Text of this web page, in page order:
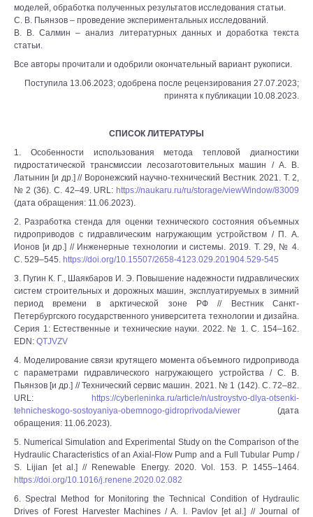
моделей, обработка полученных результатов исследования статьи.
С. В. Пьянзов – проведение экспериментальных исследований.
В. В. Салмин – анализ литературных данных и доработка текста
статьи.
Все авторы прочитали и одобрили окончательный вариант рукописи.
Поступила 13.06.2023; одобрена после рецензирования 27.07.2023;
принята к публикации 10.08.2023.
СПИСОК ЛИТЕРАТУРЫ
1. Особенности использования метода тепловой диагностики
гидростатической трансмиссии лесозаготовительных машин / А. В.
Латынин [и др.] // Воронежский научно-технический Вестник. 2021. Т. 2,
№ 2 (36). С. 42‒49. URL: https://naukaru.ru/ru/storage/viewWindow/83009
(дата обращения: 11.06.2023).
2. Разработка стенда для оценки технического состояния объемных
гидроприводов с гидравлическим нагружающим устройством / П. А.
Ионов [и др.] // Инженерные технологии и системы. 2019. Т. 29, № 4.
С. 529‒545. https://doi.org/10.15507/2658-4123.029.201904.529-545
3. Пугин К. Г., Шаякбаров И. Э. Повышение надежности гидравлических
систем строительных и дорожных машин, эксплуатируемых в зимний
период времени в арктической зоне РФ // Вестник Санкт-
Петербургского государственного университета технологии и дизайна.
Серия 1: Естественные и технические науки. 2022. № 1. С. 154‒162.
EDN: QTJVZV
4. Моделирование связи крутящего момента объемного гидропривода
с параметрами гидравлического нагружающего устройства / С. В.
Пьянзов [и др.] // Технический сервис машин. 2021. № 1 (142). С. 72‒82.
URL:
https://cyberleninka.ru/article/n/ustroystvo-dlya-otsenki-
tehnicheskogo-sostoyaniya-obemnogo-gidroprivoda/viewer (дата
обращения: 11.06.2023).
5. Numerical Simulation and Experimental Study on the Comparison of the
Hydraulic Characteristics of an Axial-Flow Pump and a Full Tubular Pump /
S. Lijian [et al.] // Renewable Energy. 2020. Vol. 153. P. 1455–1464.
https://doi.org/10.1016/j.renene.2020.02.082
6. Spectral Method for Monitoring the Technical Condition of Hydraulic
Drives of Forest Harvester Machines / A. I. Pavlov [et al.] // Journal of